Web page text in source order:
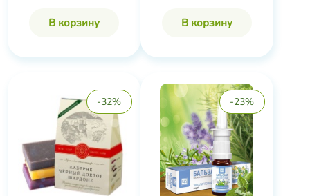
В корзину В корзину
-32% -23%